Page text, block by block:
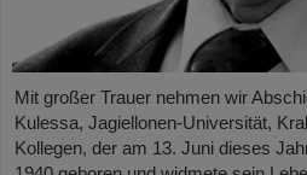
Mit großer Trauer nehmen wir
Kulessa, Jagiellonen-Universität,
Kollegen, der am 13. Juni dieses